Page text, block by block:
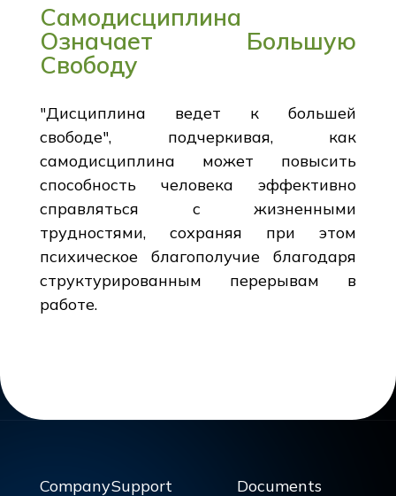
Самодисциплина
Означает Большую
Свободу
"Дисциплина ведет к большей
свободе", подчеркивая, как
самодисциплина может повысить
способность человека эффективно
справляться с жизненными
трудностями, сохраняя при этом
психическое благополучие благодаря
структурированным перерывам в
работе.
CompanySupport Documents